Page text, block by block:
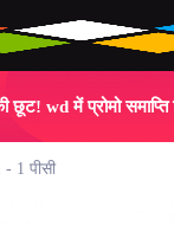
छूट! wd में प्रोमो समाप्ति
1 पीसी